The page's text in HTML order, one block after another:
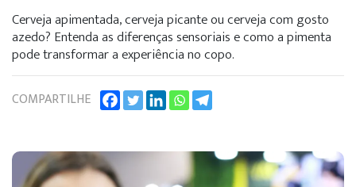
Cerveja apimentada, cerveja picante ou cerveja com gosto
azedo? Entenda as diferenças sensoriais e como a pimenta
pode transformar a experiência no copo.
COMPARTILHE